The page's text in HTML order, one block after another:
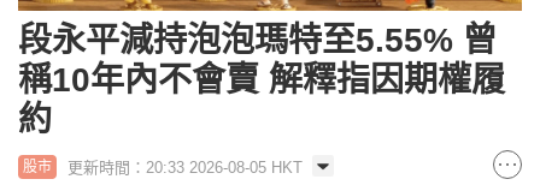
段永平減持泡泡瑪特至5.55% 曾
稱10年內不會賣 解釋指因期權履
約
股市 更新時間：20:33 2026-08-05 HKT